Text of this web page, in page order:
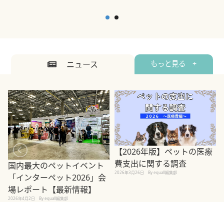
ニュース もっと見る +
国内最大のペットイベント
「インターペット2026」会
場レポート【最新情報】
2026年4月2日 By equall編集部
【2026年版】ペットの医療
費支出に関する調査
2026年3月26日 By equall編集部